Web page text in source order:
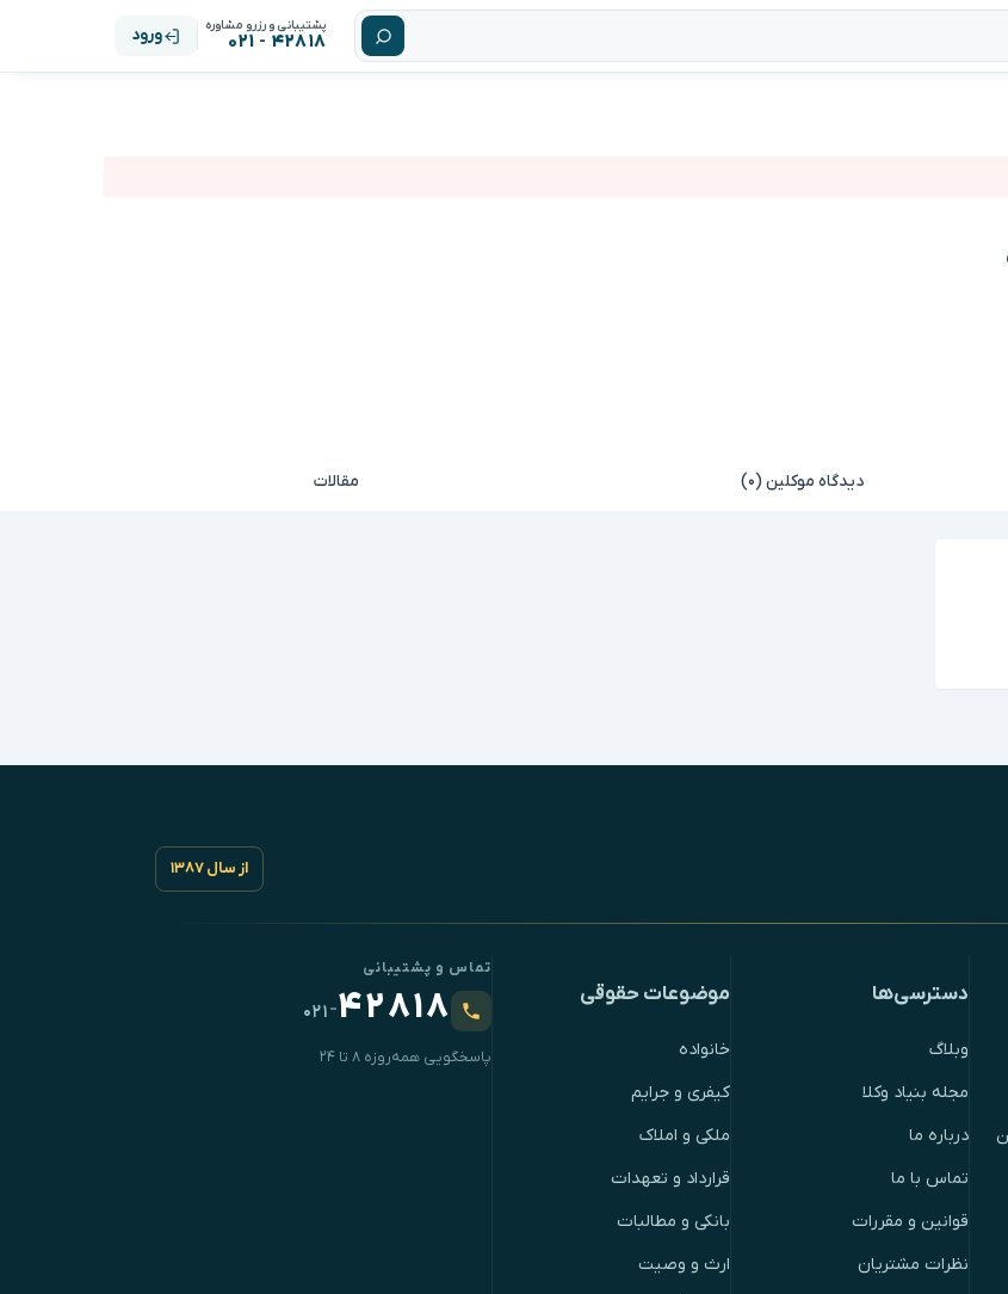
پشتیبانی و رزرو مشاوره
۴۲۸۱۸ - ۰۲۱ ورود
دیدگاه موکلین (۰) مقالات
از سال ۱۳۸۷
دسترسی‌ها
وبلاگ
مجله بنیاد وکلا
درباره ما
تماس با ما
قوانین و مقررات
نظرات مشتریان
موضوعات حقوقی
خانواده
کیفری و جرایم
ملکی و املاک
قرارداد و تعهدات
بانکی و مطالبات
ارث و وصیت
تماس و پشتیبانی
۴۲۸۱۸-۰۲۱
پاسخگویی همه‌روزه ۸ تا ۲۴